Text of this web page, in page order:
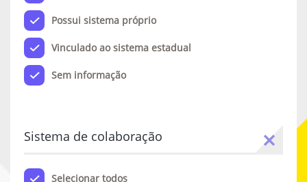
Possui sistema próprio
Vinculado ao sistema estadual
Sem informação
Sistema de colaboração
Selecionar todos